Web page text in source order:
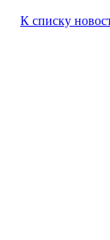
К списку